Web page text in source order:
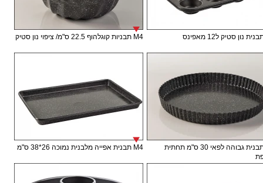
M4 תבניות קוגלהוף 22.5 ס"מ/ ציפוי נון סטיק
M4 תבנית גבוהה לפאי 30 ס"מ תחתית
M4 תבנית אפייה מלבנית נמוכה 26*38 ס"מ